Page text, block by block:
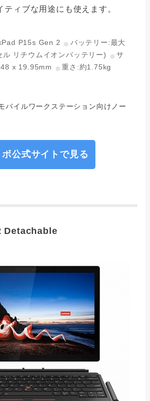
ィブな用途にも使えます。
P15s Gen 2
バッテリー:最大
リチウムイオンバッテリー)
サ
x 19.95mm
重さ:約1.75kg
バイルワークステーション向けノー
ボ公式サイトで見る
Detachable